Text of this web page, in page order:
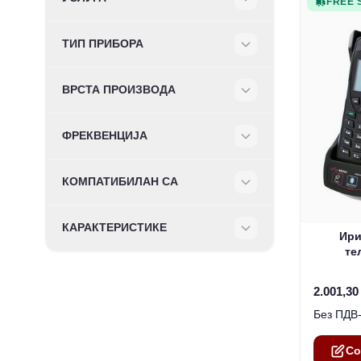
ТИП ПРИБОРА
ВРСТА ПРОИЗВОДА
ФРЕКВЕНЦИЈА
КОМПАТИБИЛАН СА
КАРАКТЕРИСТИКЕ
The
2.001,30